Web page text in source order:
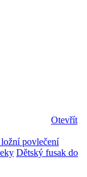
Otevřít
povlečení
Dětský fusak do